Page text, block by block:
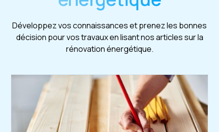
Développez vos connaissances et prenez les bonnes
décision pour vos travaux en lisant nos articles sur la
rénovation énergétique.